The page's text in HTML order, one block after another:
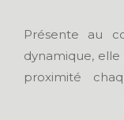
Présente au
dynamique,
proximité
s’agisse